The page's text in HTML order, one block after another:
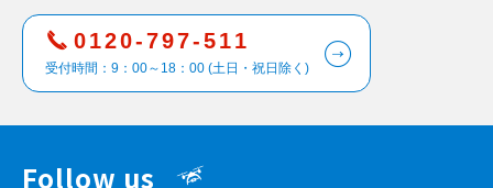
0120-797-511
受付時間：9：00～18：00 (土日・祝日除く)
Follow us